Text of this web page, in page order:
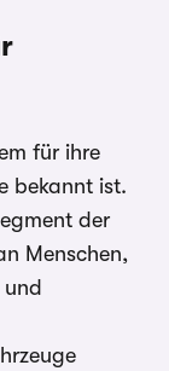
für ihre
bekannt ist.
der
Menschen,